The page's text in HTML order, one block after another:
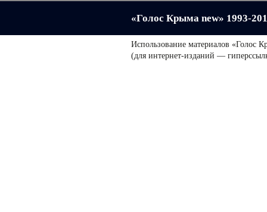
«Голос Крыма new» 1993-
Использование материалов «Голос
(для интернет-изданий —